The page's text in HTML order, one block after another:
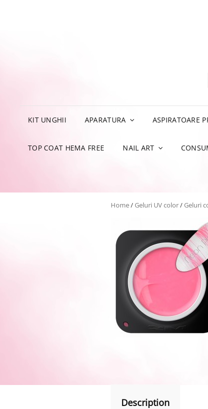
KIT UNGHII APARATURA ASPIRATOARE
TOP COAT HEMA FREE NAIL ART
Home/Geluri UV color/Geluri
Description